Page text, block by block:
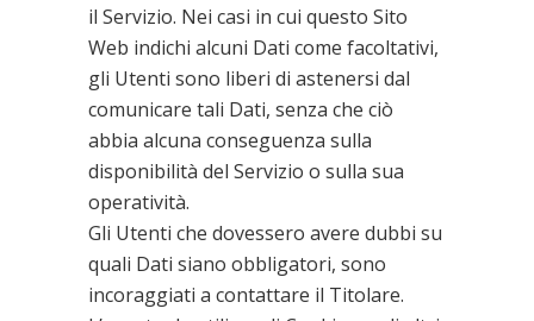
il Servizio. Nei casi in cui questo Sito
Web indichi alcuni Dati come facoltativi,
gli Utenti sono liberi di astenersi dal
comunicare tali Dati, senza che ciò
abbia alcuna conseguenza sulla
disponibilità del Servizio o sulla sua
operatività.
Gli Utenti che dovessero avere dubbi su
quali Dati siano obbligatori, sono
incoraggiati a contattare il Titolare.